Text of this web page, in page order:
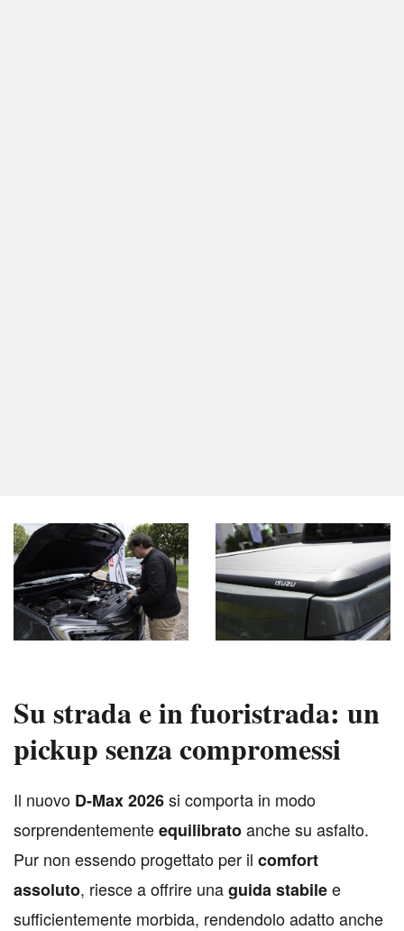
Su strada e in fuoristrada: un
pickup senza compromessi
Il nuovo D-Max 2026si comporta in modo
sorprendentementeequilibratoanche su asfalto.
Pur non essendo progettato per il comfort
assoluto, riesce a offrire unaguida stabilee
sufficientemente morbida, rendendolo adatto anche